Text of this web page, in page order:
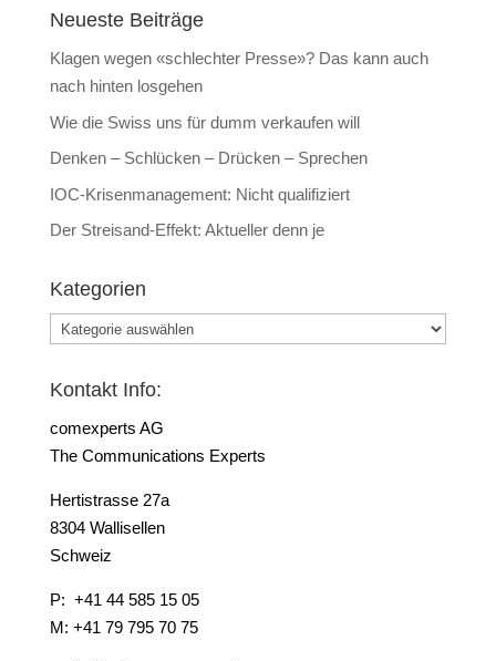
Neueste Beiträge
Klagen wegen «schlechter Presse»? Das kann auch
nach hinten losgehen
Wie die Swiss uns für dumm verkaufen will
Denken – Schlücken – Drücken – Sprechen
IOC-Krisenmanagement: Nicht qualifiziert
Der Streisand-Effekt: Aktueller denn je
Kategorien
Kategorien
Kontakt Info:
comexperts AG
The Communications Experts
Hertistrasse 27a
8304 Wallisellen
Schweiz
P: +41 44 585 15 05
M: +41 79 795 70 75